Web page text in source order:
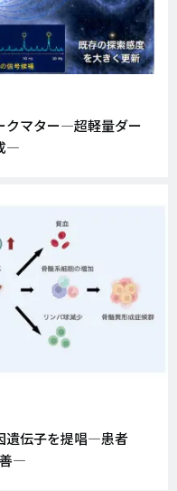
クマター―超軽量ダー
―
遺伝子を提唱―患者
善―